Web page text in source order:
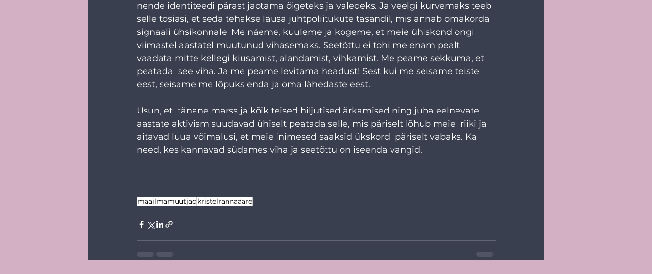
nende identiteedi pärast jaotama õigeteks ja valedeks. Ja veelgi kurvemaks teeb
selle tõsiasi, et seda tehakse lausa juhtpoliitukute tasandil, mis annab omakorda
signaali ühsikonnale. Me näeme, kuuleme ja kogeme, et meie ühiskond ongi
viimastel aastatel muutunud vihasemaks. Seetõttu ei tohi me enam pealt
vaadata mitte kellegi kiusamist, alandamist, vihkamist. Me peame sekkuma, et
peatada  see viha. Ja me peame levitama headust! Sest kui me seisame teiste
eest, seisame me lõpuks enda ja oma lähedaste eest.
Usun, et  tänane marss ja kõik teised hiljutised ärkamised ning juba eelnevate
aastate aktivism suudavad ühiselt peatada selle, mis päriselt lõhub meie  riiki ja
aitavad luua võimalusi, et meie inimesed saaksid ükskord  päriselt vabaks. Ka
need, kes kannavad südames viha ja seetõttu on iseenda vangid.
maailmamuutjadkristelrannaääre